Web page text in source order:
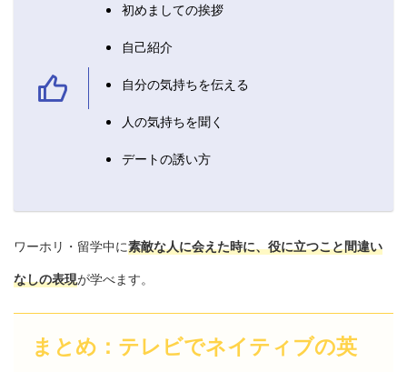
初めましての挨拶
自己紹介
自分の気持ちを伝える
人の気持ちを聞く
デートの誘い方
ワーホリ・留学中に素敵な人に会えた時に、役に立つこと間違い
なしの表現が学べます。
まとめ：テレビでネイティブの英